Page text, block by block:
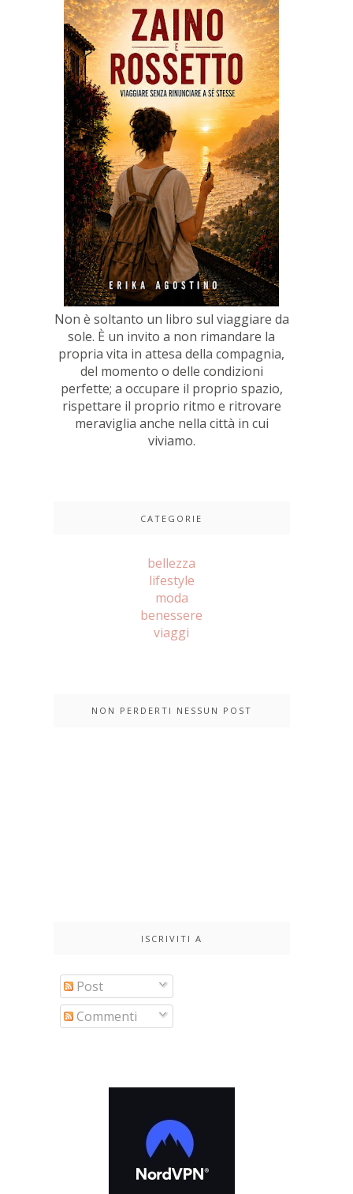
Non è soltanto un libro sul viaggiare da
sole. È un invito a non rimandare la
propria vita in attesa della compagnia,
del momento o delle condizioni
perfette; a occupare il proprio spazio,
rispettare il proprio ritmo e ritrovare
meraviglia anche nella città in cui
viviamo.
CATEGORIE
bellezza
lifestyle
moda
benessere
viaggi
NON PERDERTI NESSUN POST
ISCRIVITI A
Post
Commenti